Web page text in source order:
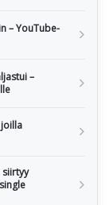
– YouTube-
–
siirtyy